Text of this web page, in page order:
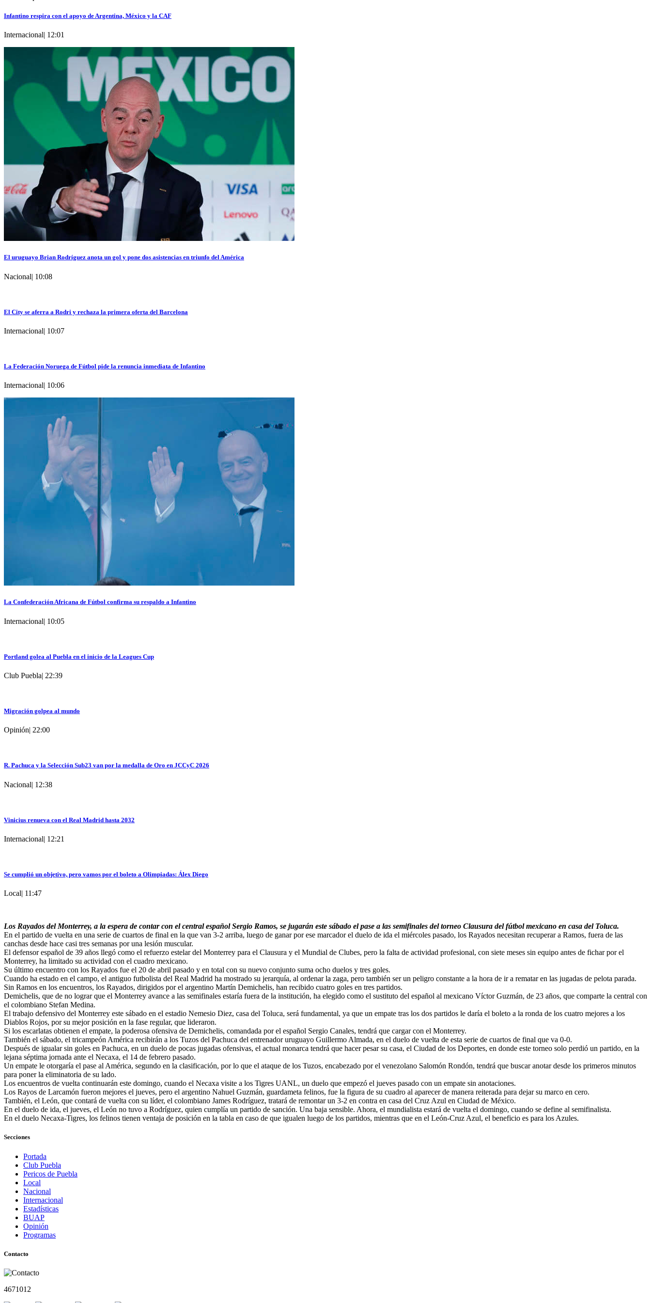
Infantino respira con el apoyo de Argentina, México y la CAF
Internacional| 12:01
El uruguayo Brian Rodríguez anota un gol y pone dos asistencias en triunfo del América
Nacional| 10:08
El City se aferra a Rodri y rechaza la primera oferta del Barcelona
Internacional| 10:07
La Federación Noruega de Fútbol pide la renuncia inmediata de Infantino
Internacional| 10:06
La Confederación Africana de Fútbol confirma su respaldo a Infantino
Internacional| 10:05
Portland golea al Puebla en el inicio de la Leagues Cup
Club Puebla| 22:39
Migración golpea al mundo
Opinión| 22:00
R. Pachuca y la Selección Sub23 van por la medalla de Oro en JCCyC 2026
Nacional| 12:38
Vinicius renueva con el Real Madrid hasta 2032
Internacional| 12:21
Se cumplió un objetivo, pero vamos por el boleto a Olimpiadas: Álex Diego
Local| 11:47
Los Rayados del Monterrey, a la espera de contar con el central español Sergio Ramos, se jugarán este sábado el pase a las semifinales del torneo Clausura del fútbol mexicano en casa del Toluca.
En el partido de vuelta en una serie de cuartos de final en la que van 3-2 arriba, luego de ganar por ese marcador el duelo de ida el miércoles pasado, los Rayados necesitan recuperar a Ramos, fuera de las
canchas desde hace casi tres semanas por una lesión muscular.
El defensor español de 39 años llegó como el refuerzo estelar del Monterrey para el Clausura y el Mundial de Clubes, pero la falta de actividad profesional, con siete meses sin equipo antes de fichar por el
Monterrey, ha limitado su actividad con el cuadro mexicano.
Su último encuentro con los Rayados fue el 20 de abril pasado y en total con su nuevo conjunto suma ocho duelos y tres goles.
Cuando ha estado en el campo, el antiguo futbolista del Real Madrid ha mostrado su jerarquía, al ordenar la zaga, pero también ser un peligro constante a la hora de ir a rematar en las jugadas de pelota parada.
Sin Ramos en los encuentros, los Rayados, dirigidos por el argentino Martín Demichelis, han recibido cuatro goles en tres partidos.
Demichelis, que de no lograr que el Monterrey avance a las semifinales estaría fuera de la institución, ha elegido como el sustituto del español al mexicano Víctor Guzmán, de 23 años, que comparte la central con
el colombiano Stefan Medina.
El trabajo defensivo del Monterrey este sábado en el estadio Nemesio Diez, casa del Toluca, será fundamental, ya que un empate tras los dos partidos le daría el boleto a la ronda de los cuatro mejores a los
Diablos Rojos, por su mejor posición en la fase regular, que lideraron.
Si los escarlatas obtienen el empate, la poderosa ofensiva de Demichelis, comandada por el español Sergio Canales, tendrá que cargar con el Monterrey.
También el sábado, el tricampeón América recibirán a los Tuzos del Pachuca del entrenador uruguayo Guillermo Almada, en el duelo de vuelta de esta serie de cuartos de final que va 0-0.
Después de igualar sin goles en Pachuca, en un duelo de pocas jugadas ofensivas, el actual monarca tendrá que hacer pesar su casa, el Ciudad de los Deportes, en donde este torneo solo perdió un partido, en la
lejana séptima jornada ante el Necaxa, el 14 de febrero pasado.
Un empate le otorgaría el pase al América, segundo en la clasificación, por lo que el ataque de los Tuzos, encabezado por el venezolano Salomón Rondón, tendrá que buscar anotar desde los primeros minutos
para poner la eliminatoria de su lado.
Los encuentros de vuelta continuarán este domingo, cuando el Necaxa visite a los Tigres UANL, un duelo que empezó el jueves pasado con un empate sin anotaciones.
Los Rayos de Larcamón fueron mejores el jueves, pero el argentino Nahuel Guzmán, guardameta felinos, fue la figura de su cuadro al aparecer de manera reiterada para dejar su marco en cero.
También, el León, que contará de vuelta con su líder, el colombiano James Rodríguez, tratará de remontar un 3-2 en contra en casa del Cruz Azul en Ciudad de México.
En el duelo de ida, el jueves, el León no tuvo a Rodríguez, quien cumplía un partido de sanción. Una baja sensible. Ahora, el mundialista estará de vuelta el domingo, cuando se define al semifinalista.
En el duelo Necaxa-Tigres, los felinos tienen ventaja de posición en la tabla en caso de que igualen luego de los partidos, mientras que en el León-Cruz Azul, el beneficio es para los Azules.
Secciones
Portada
Club Puebla
Pericos de Puebla
Local
Nacional
Internacional
Estadísticas
BUAP
Opinión
Programas
Contacto
4671012